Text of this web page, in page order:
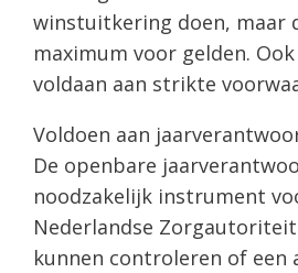
winstuitkering doen, maar
maximum voor gelden.
voldaan aan strikte
Voldoen aan
De openbare
noodzakelijk instrument
Nederlandse
kunnen controleren of een